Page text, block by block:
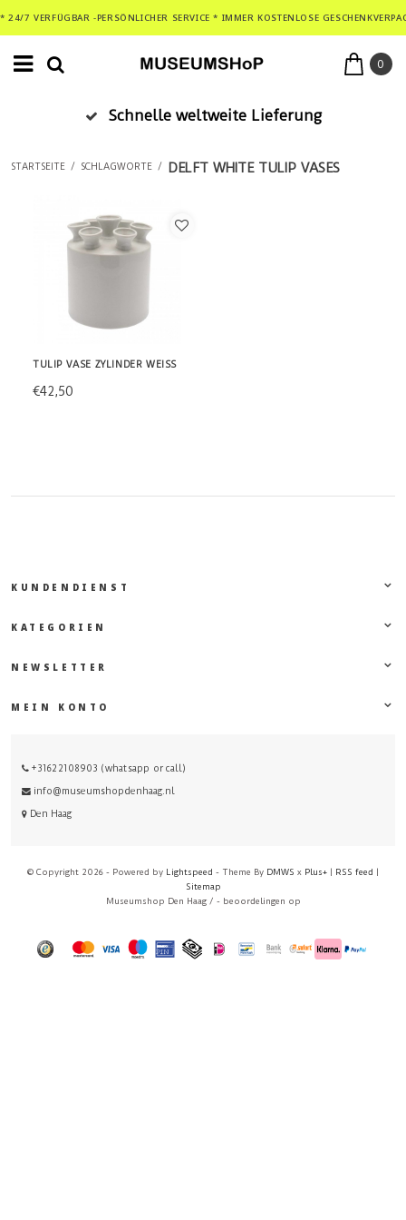
* 24/7 VERFÜGBAR -PERSÖNLICHER SERVICE * IMMER KOSTENLOSE
0
Schnelle weltweite Lieferung
STARTSEITE / SCHLAGWORTE / DELFT WHITE TULIP VASES
TULIP VASE ZYLINDER WEISS
€42,50
KUNDENDIENST
KATEGORIEN
NEWSLETTER
MEIN KONTO
+31622108903 (whatsapp or call)
info@museumshopdenhaag.nl
Den Haag
© Copyright 2026 - Powered by Lightspeed - Theme By DMWS x Plus+ | RSS feed |
Sitemap
Museumshop Den Haag / - beoordelingen op